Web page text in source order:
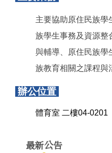
主要協助原住民族學
族學生事務及資源整
與輔導、原住民族學
族教育相關之課程與
辦公位置
體育室 二樓04-0201
最新公告